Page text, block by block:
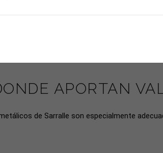
industrial
exigentes, aseguran un rendimiento
que permiten adaptar cada
APORTAN
de Sarralle son especialmente